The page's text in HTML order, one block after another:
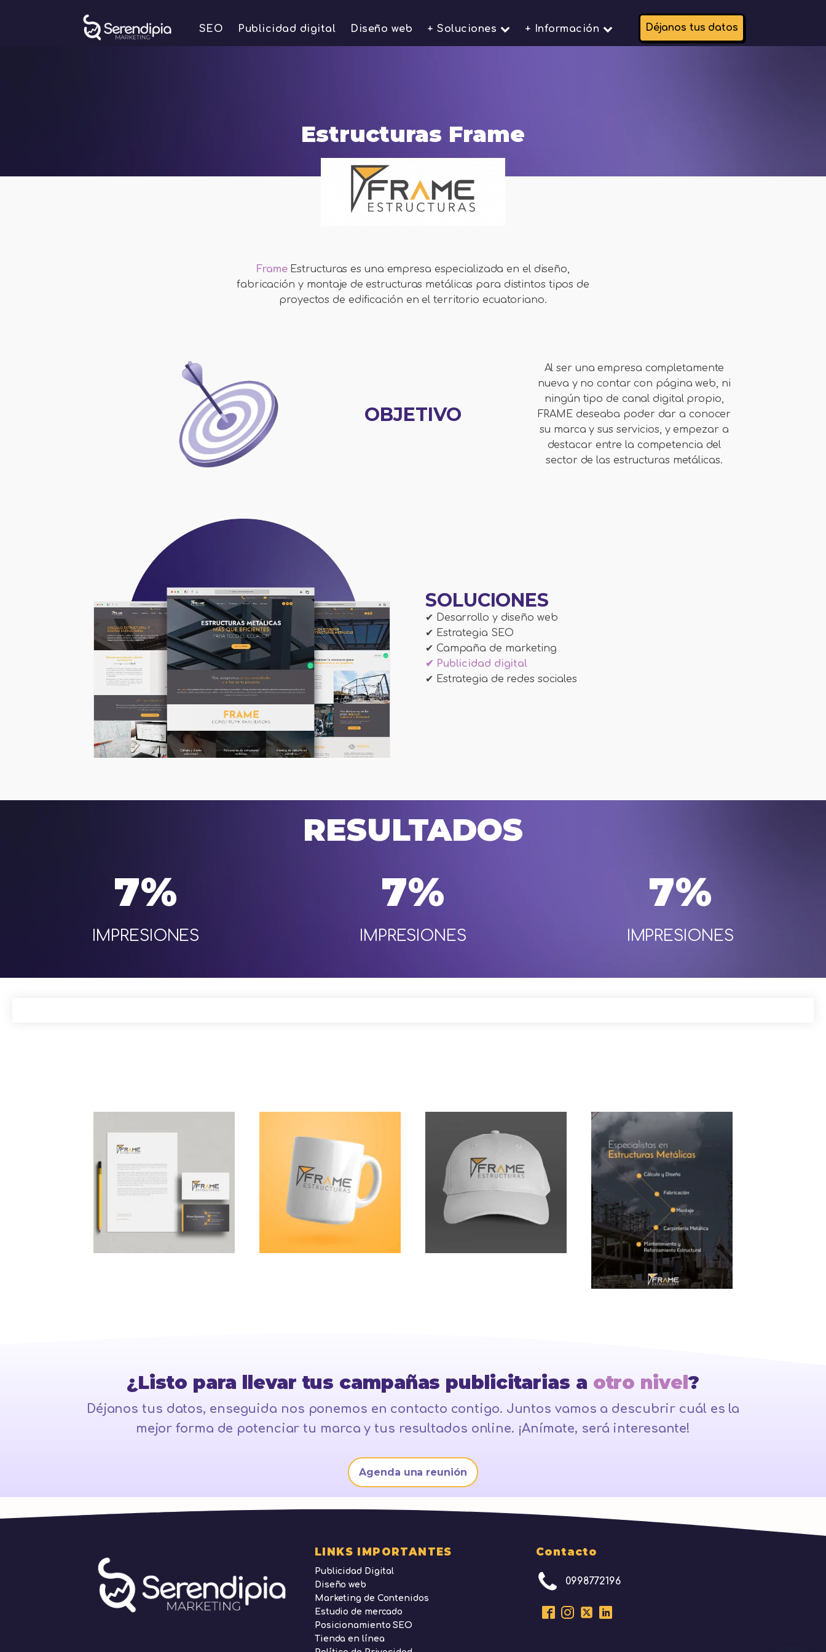
SEO Publicidad digital Diseño web + Soluciones + Información Déjanos tus datos
Estructuras Frame
FrameEstructuras es una empresa especializada en el diseño,
fabricación y montaje de estructuras metálicas para distintos tipos de
proyectos de edificación en el territorio ecuatoriano.
OBJETIVO
Al ser una empresa completamente
nueva y no contar con página web, ni
ningún tipo de canal digital propio,
FRAME deseaba poder dar a conocer
su marca y sus servicios, y empezar a
destacar entre la competencia del
sector de las estructuras metálicas.
SOLUCIONES
✔ Desarrollo y diseño web
✔ Estrategia SEO
✔ Campaña de marketing
✔ Publicidad digital
✔ Estrategia de redes sociales
RESULTADOS
7%
IMPRESIONES
7%
IMPRESIONES
7%
IMPRESIONES
¿Listo para llevar tus campañas publicitarias a otro nivel?
Déjanos tus datos, enseguida nos ponemos en contacto contigo. Juntos vamos a descubrir cuál es la
mejor forma de potenciar tu marca y tus resultados online. ¡Anímate, será interesante!
Agenda una reunión
LINKS IMPORTANTES
Publicidad Digital
Diseño web
Marketing de Contenidos
Estudio de mercado
Posicionamiento SEO
Tienda en línea
Contacto
0998772196